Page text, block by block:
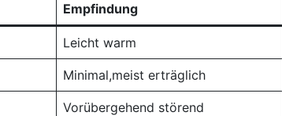
Empfindung
Leicht warm
Minimal,meist erträglich
Vorübergehend​ störend